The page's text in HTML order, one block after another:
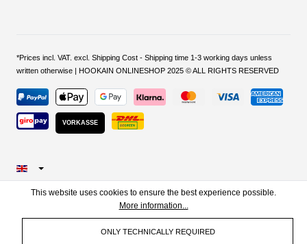
*Prices incl. VAT. excl. Shipping Cost - Shipping time 1-3 working days unless
written otherwise | HOOKAIN ONLINESHOP 2025 © ALL RIGHTS RESERVED
VORKASSE
This website uses cookies to ensure the best experience possible.
More information...
ONLY TECHNICALLY REQUIRED